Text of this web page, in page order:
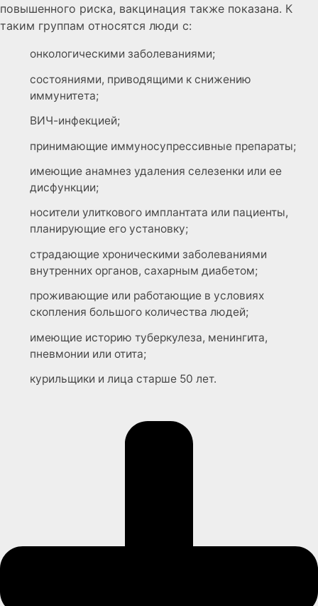
повышенного риска, вакцинация также показана. К
таким группам относятся люди с:
онкологическими заболеваниями;
состояниями, приводящими к снижению
иммунитета;
ВИЧ-инфекцией;
принимающие иммуносупрессивные препараты;
имеющие анамнез удаления селезенки или ее
дисфункции;
носители улиткового имплантата или пациенты,
планирующие его установку;
страдающие хроническими заболеваниями
внутренних органов, сахарным диабетом;
проживающие или работающие в условиях
скопления большого количества людей;
имеющие историю туберкулеза, менингита,
пневмонии или отита;
курильщики и лица старше 50 лет.